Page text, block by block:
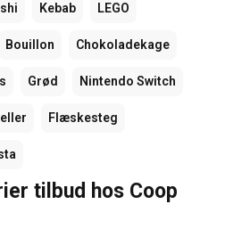
Kebab LEGO
Bouillon Chokoladekage
Grød Nintendo Switch
Flæskesteg
tilbud hos Coop